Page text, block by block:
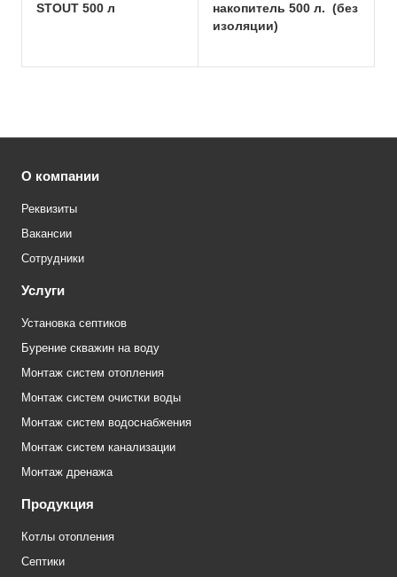
STOUT 500 л
накопитель 500 л. (без
изоляции)
О компании
Реквизиты
Вакансии
Сотрудники
Услуги
Установка септиков
Бурение скважин на воду
Монтаж систем отопления
Монтаж систем очистки воды
Монтаж систем водоснабжения
Монтаж систем канализации
Монтаж дренажа
Продукция
Котлы отопления
Септики